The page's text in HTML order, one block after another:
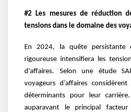
#2 Les mesures de réduction
tensions dans le domaine des
En 2024, la quête persistante
rigoureuse intensifiera les
d'affaires. Selon une étude
voyageurs d’affaires
déterminants pour leur
auparavant le principal